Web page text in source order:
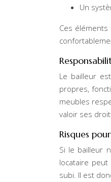
Un
Ces
Le bailleur
propres,
meubles
valoir ses
Risques
Si le bailleur
locataire
subi. Il est